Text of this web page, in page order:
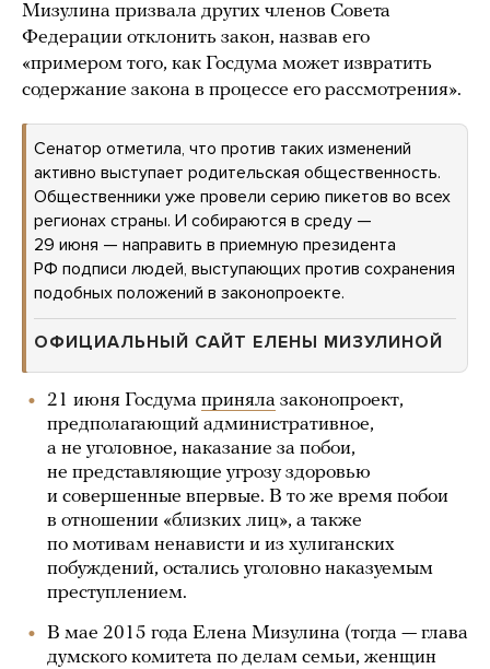
Мизулина призвала других членов Совета
Федерации отклонить закон, назвав его
«примером того, как Госдума может извратить
содержание закона в процессе его рассмотрения».
Сенатор отметила, что против таких изменений
активно выступает родительская общественность.
Общественники уже провели серию пикетов во всех
регионах страны. И собираются в среду —
29 июня — направить в приемную президента
РФ подписи людей, выступающих против сохранения
подобных положений в законопроекте.
ОФИЦИАЛЬНЫЙ САЙТ ЕЛЕНЫ МИЗУЛИНОЙ
21 июня Госдума приняла законопроект,
предполагающий административное,
а не уголовное, наказание за побои,
не представляющие угрозу здоровью
и совершенные впервые. В то же время побои
в отношении «близких лиц», а также
по мотивам ненависти и из хулиганских
побуждений, остались уголовно наказуемым
преступлением.
В мае 2015 года Елена Мизулина (тогда — глава
думского комитета по делам семьи, женщин